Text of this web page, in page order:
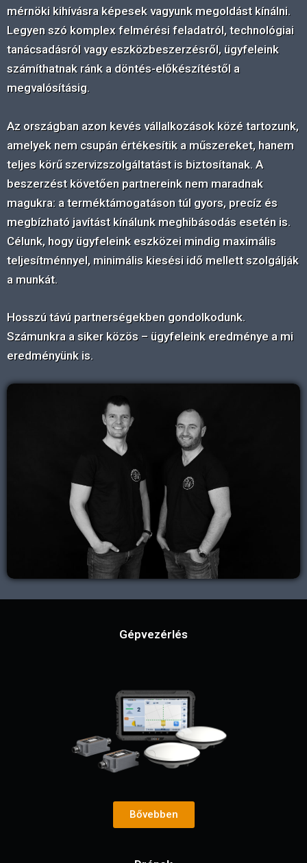
mérnöki kihívásra képesek vagyunk megoldást kínálni.
Legyen szó komplex felmérési feladatról, technológiai
tanácsadásról vagy eszközbeszerzésről, ügyfeleink
számíthatnak ránk a döntés-előkészítéstől a
megvalósításig.
Az országban azon kevés vállalkozások közé tartozunk,
amelyek nem csupán értékesítik a műszereket, hanem
teljes körű szervizszolgáltatást is biztosítanak. A
beszerzést követően partnereink nem maradnak
magukra: a terméktámogatáson túl gyors, precíz és
megbízható javítást kínálunk meghibásodás esetén is.
Célunk, hogy ügyfeleink eszközei mindig maximális
teljesítménnyel, minimális kiesési idő mellett szolgálják
a munkát.
Hosszú távú partnerségekben gondolkodunk.
Számunkra a siker közös – ügyfeleink eredménye a mi
eredményünk is.
Gépvezérlés
Bővebben